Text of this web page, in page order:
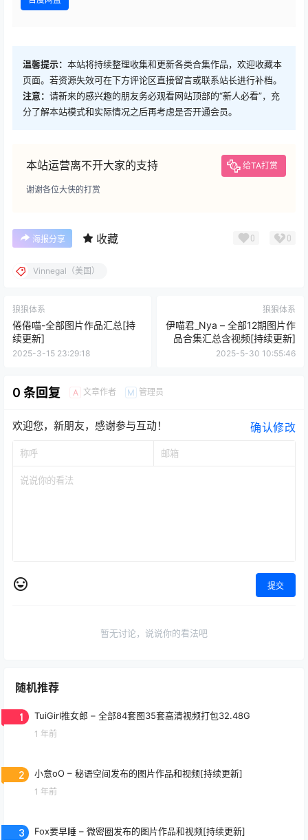
温馨提示： 本站将持续整理收集和更新各类合集作品，欢迎收藏本
页面。若资源失效可在下方评论区直接留言或联系站长进行补档。
注意： 请新来的感兴趣的朋友务必观看网站顶部的“新人必看”，充
分了解本站模式和实际情况之后再考虑是否开通会员。
本站运营离不开大家的支持 给TA打赏
谢谢各位大侠的打赏
海报分享 收藏 0 0
Vinnegal（美国）
狼狼体系
倦倦喵-全部图片作品汇总[持
续更新]
2025-3-15 23:29:18
狼狼体系
伊喵君_Nya – 全部12期图片作
品合集汇总含视频[持续更新]
2025-5-30 10:55:46
0 条回复 A 文章作者 M 管理员
欢迎您，新朋友，感谢参与互动！ 确认修改
提交
暂无讨论，说说你的看法吧
随机推荐
1 TuiGirl推女郎 – 全部84套图35套高清视频打包32.48G
1 年前
2 小意oO – 秘语空间发布的图片作品和视频[持续更新]
1 年前
3 Fox要早睡 – 微密圈发布的图片作品和视频[持续更新]